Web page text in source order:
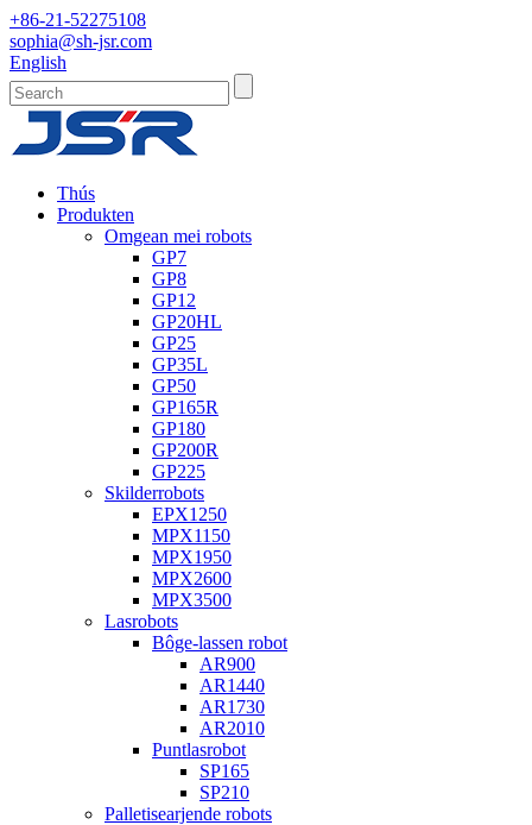
+86-21-52275108
sophia@sh-jsr.com
English
Thús
Produkten
Omgean mei robots
GP7
GP8
GP12
GP20HL
GP25
GP35L
GP50
GP165R
GP180
GP200R
GP225
Skilderrobots
EPX1250
MPX1150
MPX1950
MPX2600
MPX3500
Lasrobots
Bôge-lassen robot
AR900
AR1440
AR1730
AR2010
Puntlasrobot
SP165
SP210
Palletisearjende robots